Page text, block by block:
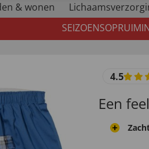
& wonen
4.5
Een